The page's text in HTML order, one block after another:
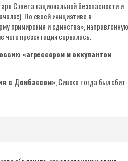
Совета национальной безопасности и
По своей инициативе в
примирения и единства», направленную
презентация сорвалась.
«агрессором и оккупантом
с Донбассом», Сивохо тогда был сбит